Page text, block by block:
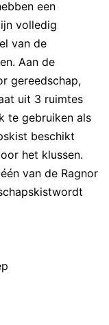
een
volledig
van de
Aan de
gereedschap,
uit 3 ruimtes
te gebruiken als
beschikt
het klussen.
van de Ragnor